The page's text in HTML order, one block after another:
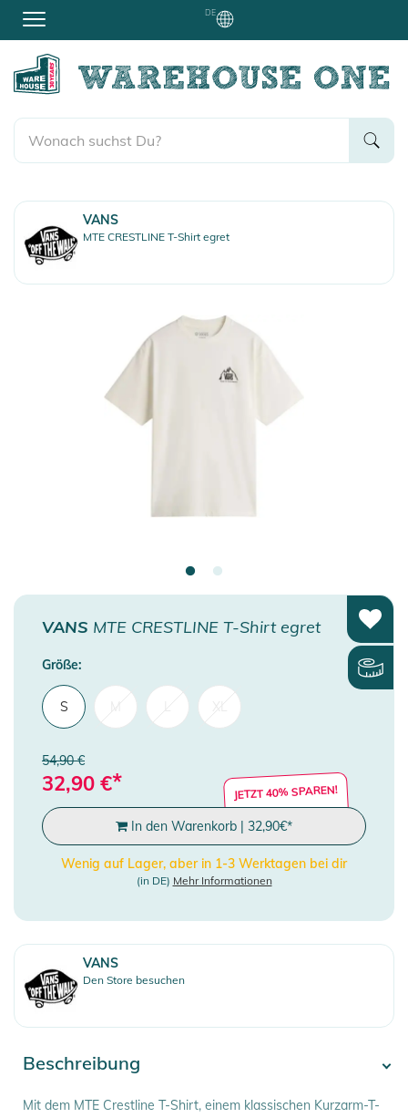
DE
VANS
MTE CRESTLINE T-Shirt egret
VANS MTE CRESTLINE T-Shirt egret
Größe:
S
54,90 €
32,90 €* JETZT 40% SPAREN!
In den Warenkorb | 32,90€*
Wenig auf Lager, aber in 1-3 Werktagen bei dir
(in DE) Mehr Informationen
VANS
Den Store besuchen
Beschreibung
Mit dem MTE Crestline T-Shirt, einem klassischen Kurzarm-T-